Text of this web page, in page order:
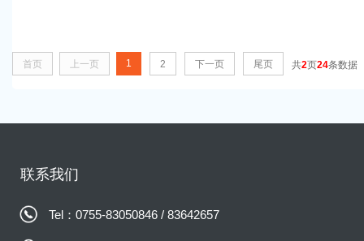
首页 上一页 1 2 下一页 尾页 共2页24条数据
联系我们
Tel：0755-83050846 / 83642657